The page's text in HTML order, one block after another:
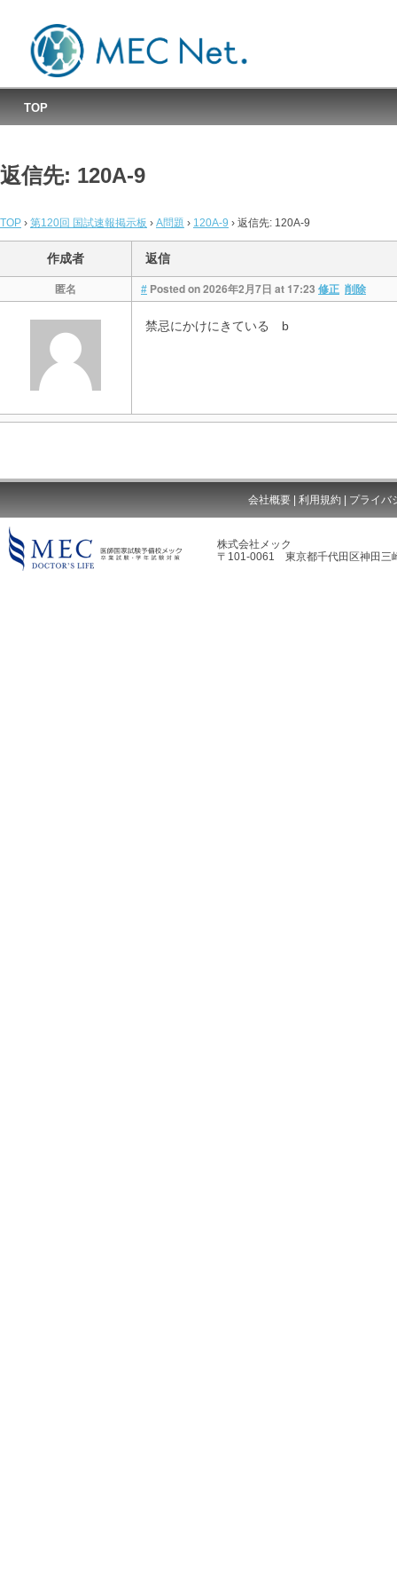
MEC国試速報掲示板
TOP
返信先: 120A-9
TOP › 第120回 国試速報掲示板 › A問題 › 120A-9 › 返信先: 120A-9
作成者 返信
匿名 # Posted on 2026年2月7日 at 17:23 修正 削除
禁忌にかけにきている b
会社概要 | 利用規約 | プライバ
株式会社メック
〒101-0061 東京都千代田区神田三